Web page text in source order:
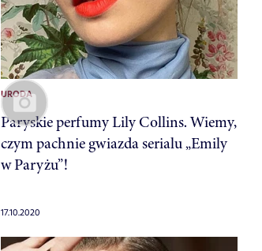
URODA
Paryskie perfumy Lily Collins. Wiemy,
czym pachnie gwiazda serialu „Emily
w Paryżu”!
17.10.2020